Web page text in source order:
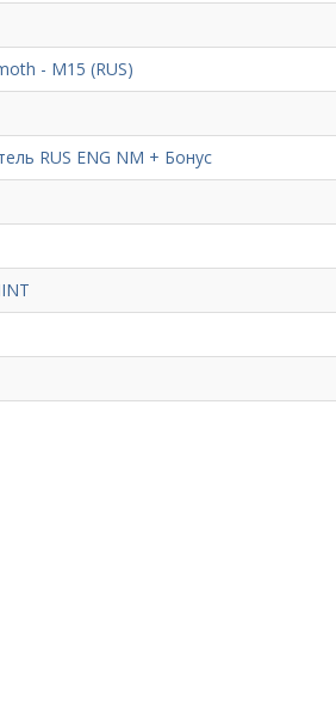
- M15 (RUS)
RUS ENG NM + Бонус